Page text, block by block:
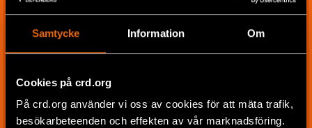
Samtycke Information Om
Cookies på crd.org
På crd.org använder vi oss av cookies för att mäta trafik,
besökarbeteenden och effekten av vår marknadsföring.